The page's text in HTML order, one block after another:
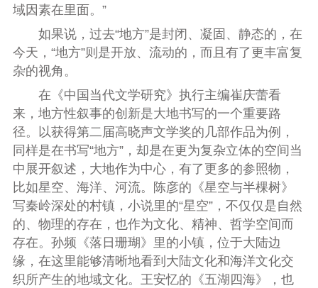
域因素在里面。”
如果说，过去“地方”是封闭、凝固、静态的，在
今天，“地方”则是开放、流动的，而且有了更丰富复
杂的视角。
在《中国当代文学研究》执行主编崔庆蕾看
来，地方性叙事的创新是大地书写的一个重要路
径。以获得第二届高晓声文学奖的几部作品为例，
同样是在书写“地方”，却是在更为复杂立体的空间当
中展开叙述，大地作为中心，有了更多的参照物，
比如星空、海洋、河流。陈彦的《星空与半棵树》
写秦岭深处的村镇，小说里的“星空”，不仅仅是自然
的、物理的存在，也作为文化、精神、哲学空间而
存在。孙频《落日珊瑚》里的小镇，位于大陆边
缘，在这里能够清晰地看到大陆文化和海洋文化交
织所产生的地域文化。王安忆的《五湖四海》，也